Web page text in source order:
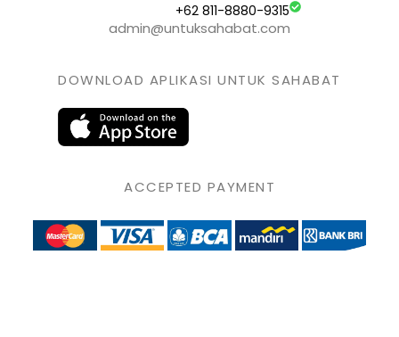
+62 811-8880-9315
admin@untuksahabat.com
DOWNLOAD APLIKASI UNTUK SAHABAT
ACCEPTED PAYMENT